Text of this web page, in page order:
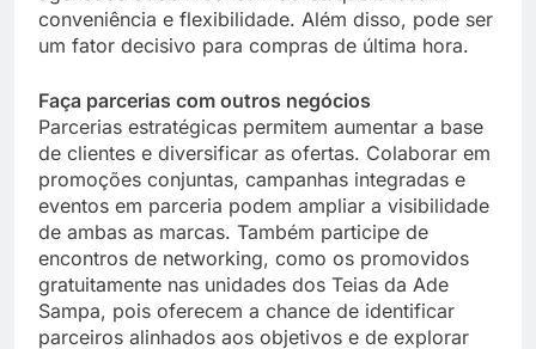
conveniência e flexibilidade. Além disso, pode ser
um fator decisivo para compras de última hora.
Faça parcerias com outros negócios
Parcerias estratégicas permitem aumentar a base
de clientes e diversificar as ofertas. Colaborar em
promoções conjuntas, campanhas integradas e
eventos em parceria podem ampliar a visibilidade
de ambas as marcas. Também participe de
encontros de networking, como os promovidos
gratuitamente nas unidades dos Teias da Ade
Sampa, pois oferecem a chance de identificar
parceiros alinhados aos objetivos e de explorar